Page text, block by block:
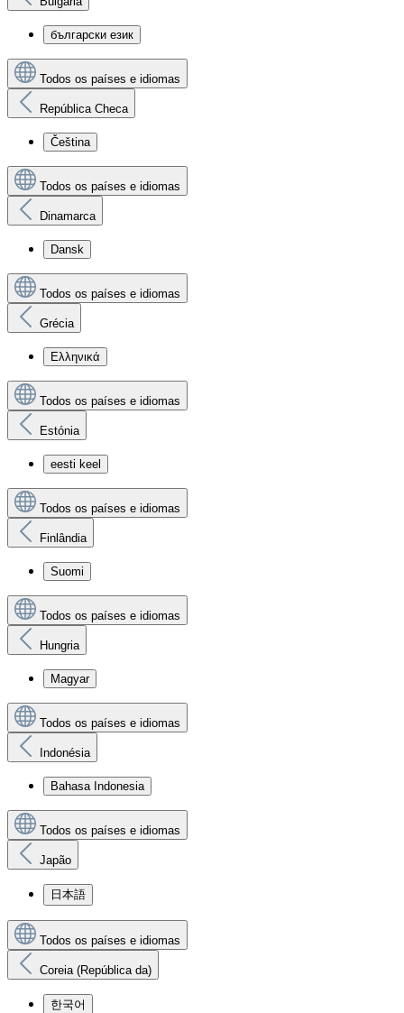
български език
Todos os países e idiomas
República Checa
Čeština
Todos os países e idiomas
Dinamarca
Dansk
Todos os países e idiomas
Grécia
Ελληνικά
Todos os países e idiomas
Estónia
eesti keel
Todos os países e idiomas
Finlândia
Suomi
Todos os países e idiomas
Hungria
Magyar
Todos os países e idiomas
Indonésia
Bahasa Indonesia
Todos os países e idiomas
Japão
日本語
Todos os países e idiomas
Coreia (República da)
한국어